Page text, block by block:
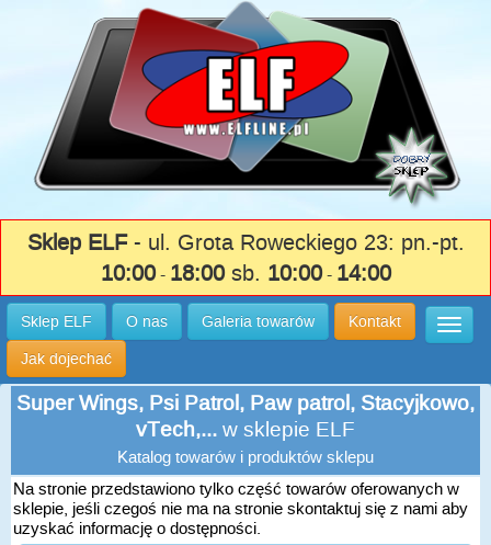
Sklep ELF- ul. Grota Roweckiego 23: pn.-pt.
10:00- 18:00sb. 10:00- 14:00
Sklep ELF O nas Galeria towarów Kontakt
Jak dojechać
Super Wings, Psi Patrol, Paw patrol, Stacyjkowo,
vTech,... w sklepie ELF
Katalog towarów i produktów sklepu
Na stronie przedstawiono tylko część towarów oferowanych w
sklepie, jeśli czegoś nie ma na stronie skontaktuj się z nami aby
uzyskać informację o dostępności.